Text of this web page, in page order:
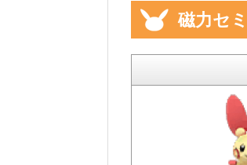
磁力セ